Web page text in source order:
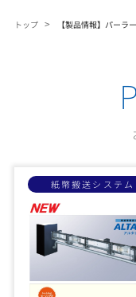
トップ 【製品情報】パーラ
紙幣搬送システム